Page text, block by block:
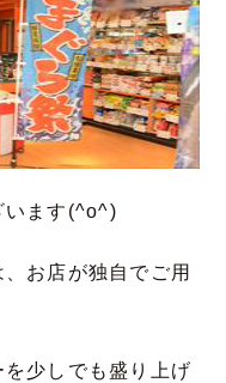
います(^o^)
お店が独自でご用
少しでも盛り上げ